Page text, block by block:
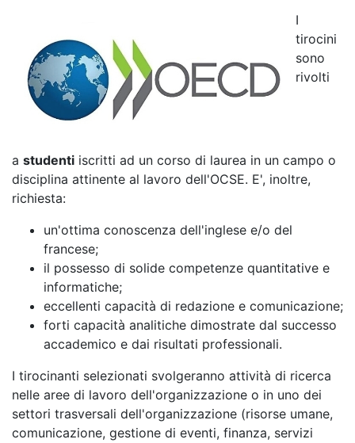
I
tirocini
sono
rivolti
a studenti iscritti ad un corso di laurea in un campo o
disciplina attinente al lavoro dell'OCSE. E', inoltre,
richiesta:
un'ottima conoscenza dell'inglese e/o del
francese;
il possesso di solide competenze quantitative e
informatiche;
eccellenti capacità di redazione e comunicazione;
forti capacità analitiche dimostrate dal successo
accademico e dai risultati professionali.
I tirocinanti selezionati svolgeranno attività di ricerca
nelle aree di lavoro dell'organizzazione o in uno dei
settori trasversali dell'organizzazione (risorse umane,
comunicazione, gestione di eventi, finanza, servizi